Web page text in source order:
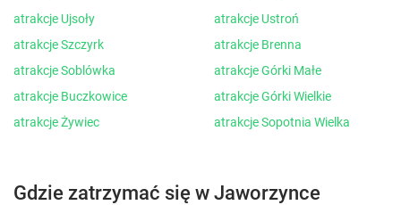
atrakcje Ujsoły
atrakcje Ustroń
atrakcje Szczyrk
atrakcje Brenna
atrakcje Soblówka
atrakcje Górki Małe
atrakcje Buczkowice
atrakcje Górki Wielkie
atrakcje Żywiec
atrakcje Sopotnia Wielka
Gdzie zatrzymać się w Jaworzynce